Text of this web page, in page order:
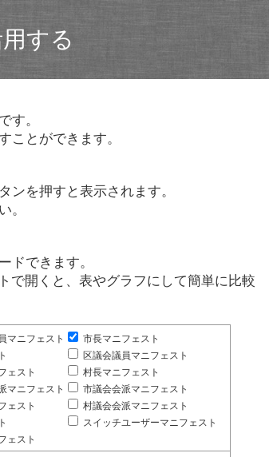
する
す。
ことができます。
ンを押すと表示されます。
。
ドできます。
で開くと、表やグラフにして簡単に比較
マニフェスト
市長マニフェスト
区議会議員マニフェスト
ェスト
村長マニフェスト
マニフェスト
市議会会派マニフェスト
ェスト
村議会会派マニフェスト
スイッチユーザーマニフェスト
ェスト